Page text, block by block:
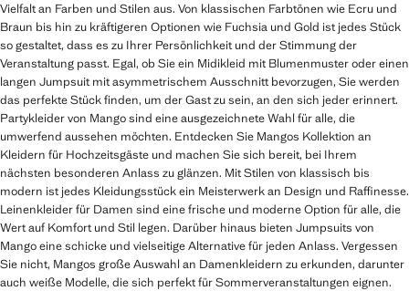
Vielfalt an Farben und Stilen aus. Von klassischen Farbtönen wie Ecru und
Braun bis hin zu kräftigeren Optionen wie Fuchsia und Gold ist jedes Stück
so gestaltet, dass es zu Ihrer Persönlichkeit und der Stimmung der
Veranstaltung passt. Egal, ob Sie ein Midikleid mit Blumenmuster oder einen
langen Jumpsuit mit asymmetrischem Ausschnitt bevorzugen, Sie werden
das perfekte Stück finden, um der Gast zu sein, an den sich jeder erinnert.
Partykleider von Mango sind eine ausgezeichnete Wahl für alle, die
umwerfend aussehen möchten. Entdecken Sie Mangos Kollektion an
Kleidern für Hochzeitsgäste und machen Sie sich bereit, bei Ihrem
nächsten besonderen Anlass zu glänzen. Mit Stilen von klassisch bis
modern ist jedes Kleidungsstück ein Meisterwerk an Design und Raffinesse.
Leinenkleider für Damen sind eine frische und moderne Option für alle, die
Wert auf Komfort und Stil legen. Darüber hinaus bieten Jumpsuits von
Mango eine schicke und vielseitige Alternative für jeden Anlass. Vergessen
Sie nicht, Mangos große Auswahl an Damenkleidern zu erkunden, darunter
auch weiße Modelle, die sich perfekt für Sommerveranstaltungen eignen.